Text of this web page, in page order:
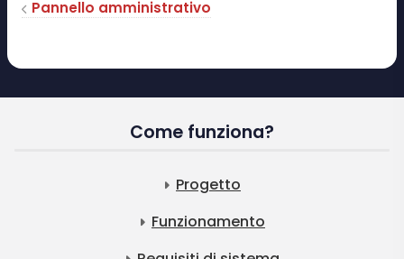
Pannello amministrativo
Come funziona?
Progetto
Funzionamento